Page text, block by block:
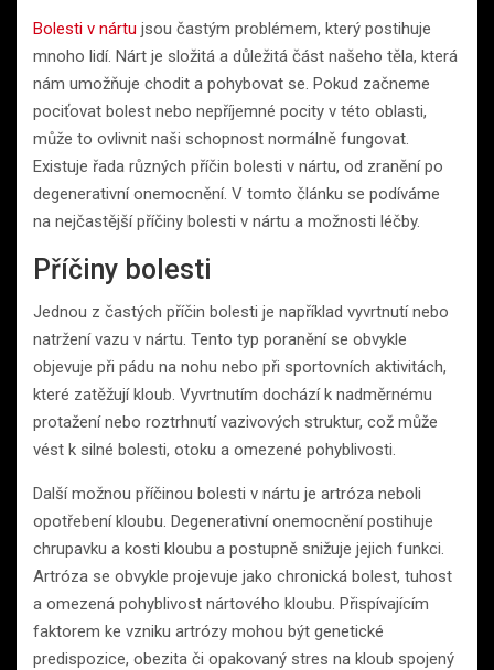
Bolesti v nártu jsou častým problémem, který postihuje
mnoho lidí. Nárt je složitá a důležitá část našeho těla, která
nám umožňuje chodit a pohybovat se. Pokud začneme
pociťovat bolest nebo nepříjemné pocity v této oblasti,
může to ovlivnit naši schopnost normálně fungovat.
Existuje řada různých příčin bolesti v nártu, od zranění po
degenerativní onemocnění. V tomto článku se podíváme
na nejčastější příčiny bolesti v nártu a možnosti léčby.
Příčiny bolesti
Jednou z častých příčin bolesti je například vyvrtnutí nebo
natržení vazu v nártu. Tento typ poranění se obvykle
objevuje při pádu na nohu nebo při sportovních aktivitách,
které zatěžují kloub. Vyvrtnutím dochází k nadměrnému
protažení nebo roztrhnutí vazivových struktur, což může
vést k silné bolesti, otoku a omezené pohyblivosti.
Další možnou příčinou bolesti v nártu je artróza neboli
opotřebení kloubu. Degenerativní onemocnění postihuje
chrupavku a kosti kloubu a postupně snižuje jejich funkci.
Artróza se obvykle projevuje jako chronická bolest, tuhost
a omezená pohyblivost nártového kloubu. Přispívajícím
faktorem ke vzniku artrózy mohou být genetické
predispozice, obezita či opakovaný stres na kloub spojený